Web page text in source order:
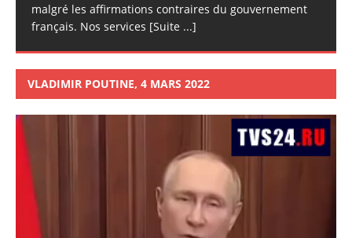
malgré les affirmations contraires du gouvernement
français. Nos services [Suite ...]
VLADIMIR POUTINE, 4 MARS 2022
Lecteur
vidéo